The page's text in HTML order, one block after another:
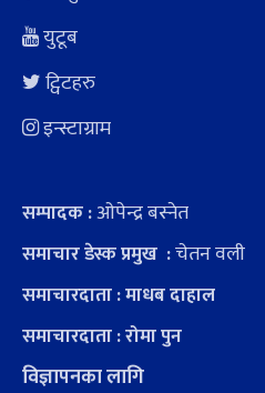
युटूब
ट्विटहरु
इन्स्टाग्राम
सम्पादक :ओपेन्द्र बस्नेत
समाचार डेस्क प्रमुख :चेतन वली
समाचारदाता : माधब दाहाल
समाचारदाता : रोमा पुन
विज्ञापनका लागि